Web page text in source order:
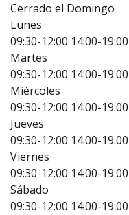
Cerrado el Domingo
Lunes
09:30-12:00 14:00-19:00
Martes
09:30-12:00 14:00-19:00
Miércoles
09:30-12:00 14:00-19:00
Jueves
09:30-12:00 14:00-19:00
Viernes
09:30-12:00 14:00-19:00
Sábado
09:30-12:00 14:00-19:00